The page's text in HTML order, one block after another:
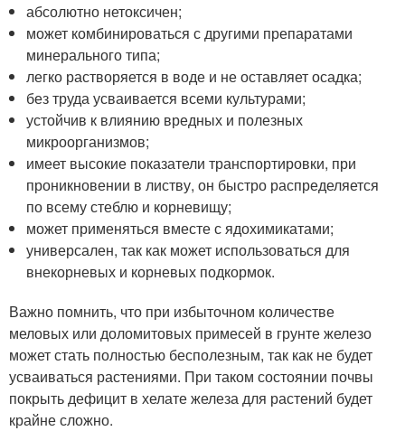
абсолютно нетоксичен;
может комбинироваться с другими препаратами
минерального типа;
легко растворяется в воде и не оставляет осадка;
без труда усваивается всеми культурами;
устойчив к влиянию вредных и полезных
микроорганизмов;
имеет высокие показатели транспортировки, при
проникновении в листву, он быстро распределяется
по всему стеблю и корневищу;
может применяться вместе с ядохимикатами;
универсален, так как может использоваться для
внекорневых и корневых подкормок.
Важно помнить, что при избыточном количестве
меловых или доломитовых примесей в грунте железо
может стать полностью бесполезным, так как не будет
усваиваться растениями. При таком состоянии почвы
покрыть дефицит в хелате железа для растений будет
крайне сложно.